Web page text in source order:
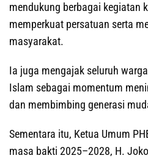
mendukung berbagai kegiatan
memperkuat persatuan serta
masyarakat.
Ia juga mengajak seluruh
Islam sebagai momentum
dan membimbing generasi
Sementara itu, Ketua Umum
masa bakti 2025–2028, H.